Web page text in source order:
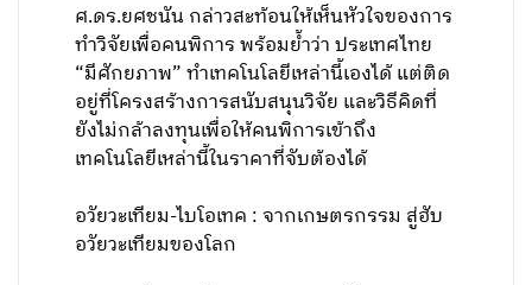
ศ.ดร.ยศชนัน กล่าวสะท้อนให้เห็นหัวใจของการ
ทำวิจัยเพื่อคนพิการ พร้อมย้ำว่า ประเทศไทย
“มีศักยภาพ” ทำเทคโนโลยีเหล่านี้เองได้ แต่ติด
อยู่ที่โครงสร้างการสนับสนุนวิจัย และวิธีคิดที่
ยังไม่กล้าลงทุนเพื่อให้คนพิการเข้าถึง
เทคโนโลยีเหล่านี้ในราคาที่จับต้องได้
อวัยวะเทียม-ไบโอเทค : จากเกษตรกรรม สู่ฮับ
อวัยวะเทียมของโลก